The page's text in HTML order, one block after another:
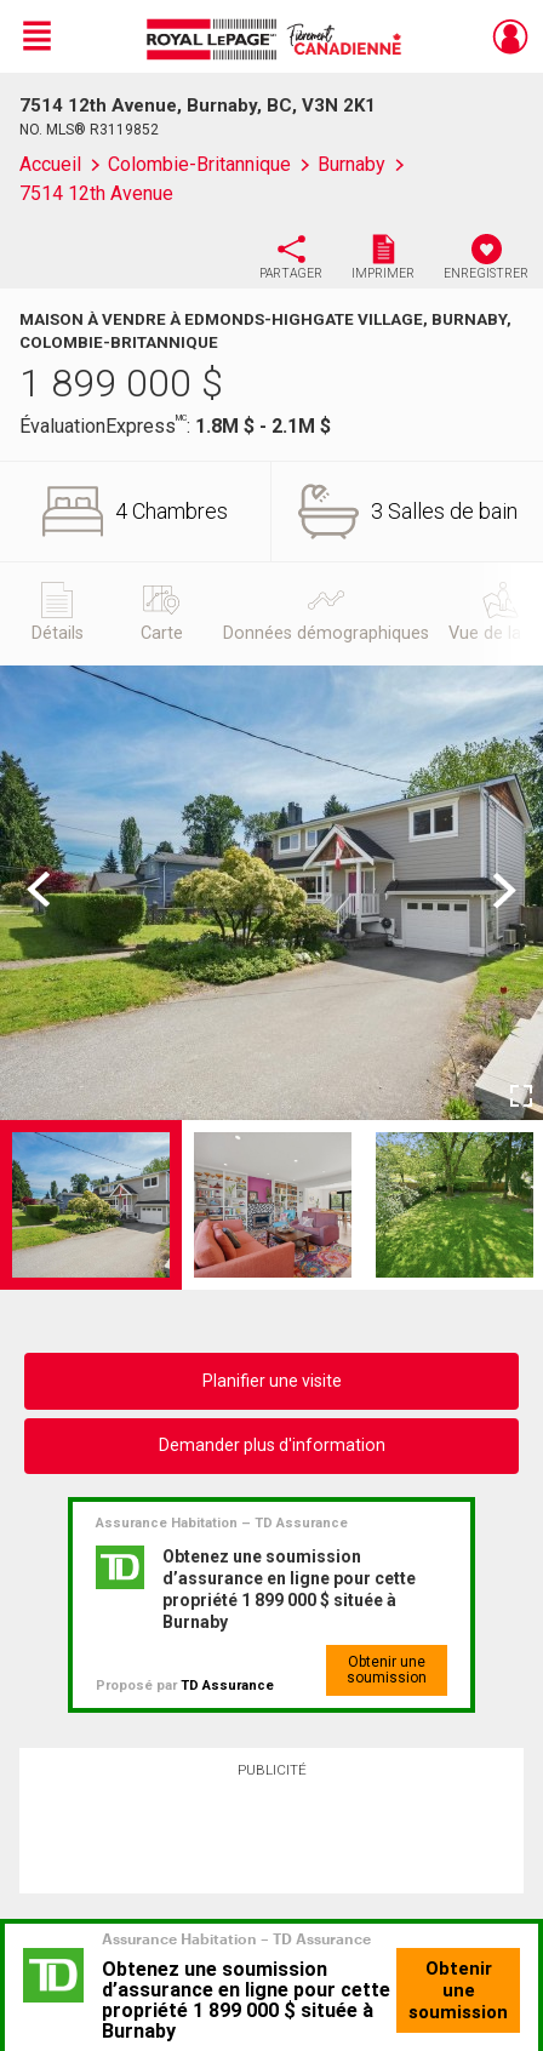
Live
En Direct
Menu
7514 12th Avenue, Burnaby, BC, V3N 2K1
NO. MLS® R3119852
Accueil Colombie-Britannique
Burnaby
7514 12th Avenue
PARTAGER IMPRIMER ENREGISTRER
MAISON À VENDRE À EDMONDS-HIGHGATE VILLAGE, BURNABY,
COLOMBIE-BRITANNIQUE
1 899 000 $
ÉvaluationExpressMC: 1.8M $ - 2.1M $
4 Chambres 3 Salles de bain
Détails Carte Données démographiques Vue de la
Previous Next
Planifier une visite
Demander plus d'information
Assurance Habitation – TD Assurance
Obtenez une soumission
d’assurance en ligne pour cette
propriété 1 899 000 $ située à
Burnaby
Proposé parTD Assurance
Obtenir une
soumission
PUBLICITÉ